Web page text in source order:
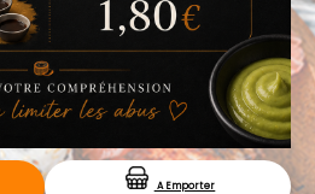
A Emporter